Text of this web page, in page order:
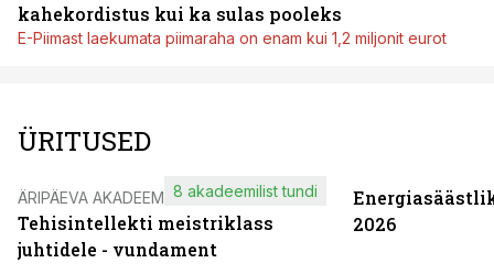
kahekordistus kui ka sulas pooleks
E-Piimast laekumata piimaraha on enam kui 1,2 miljonit eurot
ÜRITUSED
ÄRIPÄEVA AKADEEMIA
Tehisintellekti meistriklass
juhtidele - vundament
8 akadeemilist tundi
2026